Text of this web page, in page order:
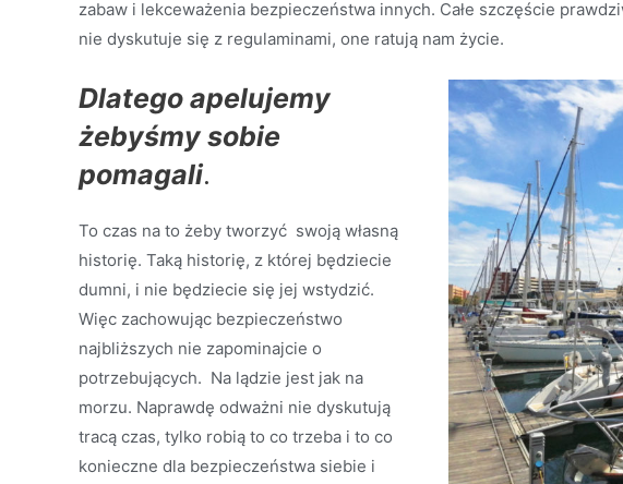
zabaw i lekceważenia bezpieczeństwa innych. Całe szczęście
nie dyskutuje się z regulaminami, one ratują nam życie.
Dlatego apelujemy
żebyśmy sobie
pomagali.
To czas na to żeby tworzyć swoją własną
historię. Taką historię, z której będziecie
dumni, i nie będziecie się jej wstydzić.
Więc zachowując bezpieczeństwo
najbliższych nie zapominajcie o
potrzebujących. Na lądzie jest jak na
morzu. Naprawdę odważni nie dyskutują
tracą czas, tylko robią to co trzeba i to co
konieczne dla bezpieczeństwa siebie i